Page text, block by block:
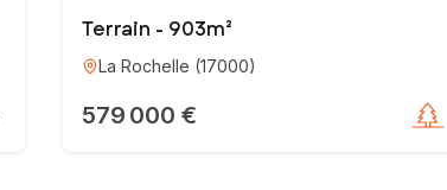
Terrain - 903m²
La Rochelle (17000)
579 000 €